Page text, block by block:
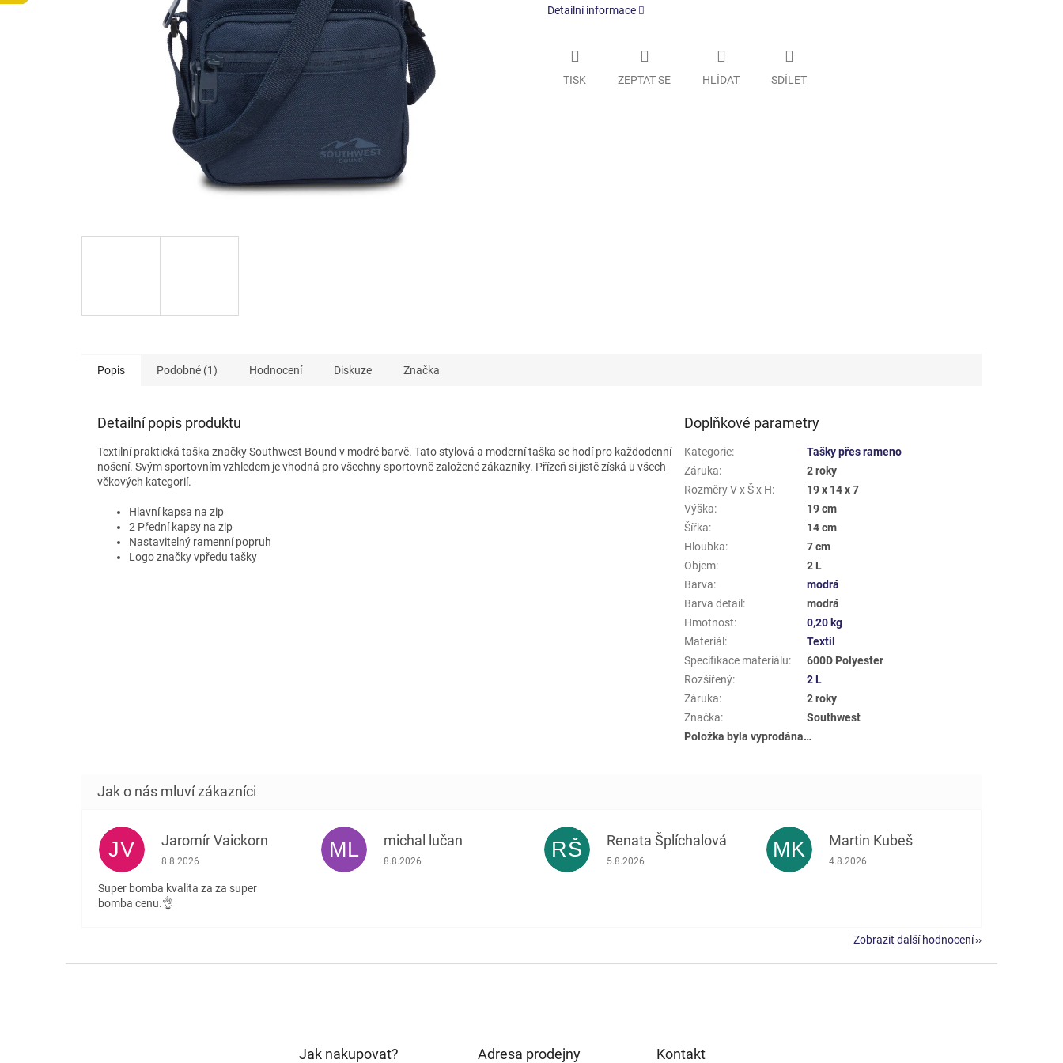
Detailní informace
TISK ZEPTAT SE HLÍDAT SDÍLET
Popis Podobné (1) Hodnocení Diskuze Značka
Detailní popis produktu
Textilní praktická taška značky Southwest Bound v modré barvě. Tato stylová a moderní taška se hodí pro každodenní
nošení. Svým sportovním vzhledem je vhodná pro všechny sportovně založené zákazníky. Přízeň si jistě získá u všech
věkových kategorií.
Hlavní kapsa na zip
2 Přední kapsy na zip
Nastavitelný ramenní popruh
Logo značky vpředu tašky
Doplňkové parametry
Kategorie:
Tašky přes rameno
Záruka:
2 roky
Rozměry V x Š x H:
19 x 14 x 7
Výška:
19 cm
Šířka:
14 cm
Hloubka:
7 cm
Objem:
2 L
Barva:
modrá
Barva detail :
modrá
Hmotnost:
0,20 kg
Materiál :
Textil
Specifikace materiálu:
600D Polyester
Rozšířený:
2 L
Záruka:
2 roky
Značka:
Southwest
Položka byla vyprodána…
JV Jaromír Vaickorn
Hodnocení obchodu je 5 z 5 hvězdiček.
8.8.2026
Super bomba kvalita za za super
bomba cenu.👌
ML michal lučan
Hodnocení obchodu je 5 z 5 hvězdiček.
8.8.2026 RŠ Renata Šplíchalová
Hodnocení obchodu je 5 z 5 hvězdiček.
5.8.2026 MK Martin Kubeš
Hodnocení obchodu je 5 z 5 hvězdiček.
4.8.2026
Zobrazit další hodnocení
Jak nakupovat? Adresa prodejny Kontakt